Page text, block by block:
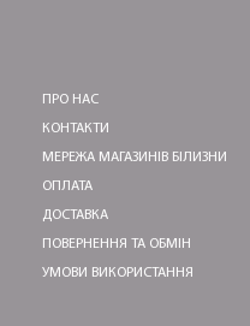
ПРО НАС
КОНТАКТИ
МЕРЕЖА МАГАЗИНІВ БІЛИЗНИ
ОПЛАТА
ДОСТАВКА
ПОВЕРНЕННЯ ТА ОБМІН
УМОВИ ВИКОРИСТАННЯ